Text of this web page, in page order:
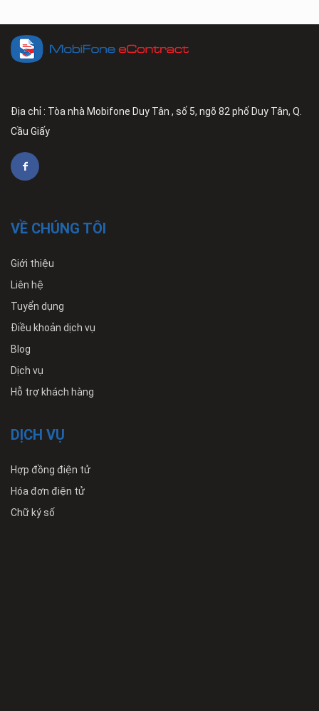
Địa chỉ : Tòa nhà Mobifone Duy Tân , số 5, ngõ 82 phố Duy Tân, Q.
Cầu Giấy
VỀ CHÚNG TÔI
Giới thiệu
Liên hệ
Tuyển dụng
Điều khoản dịch vụ
Blog
Dịch vụ
Hỗ trợ khách hàng
DỊCH VỤ
Hợp đồng điện tử
Hóa đơn điện tử
Chữ ký số